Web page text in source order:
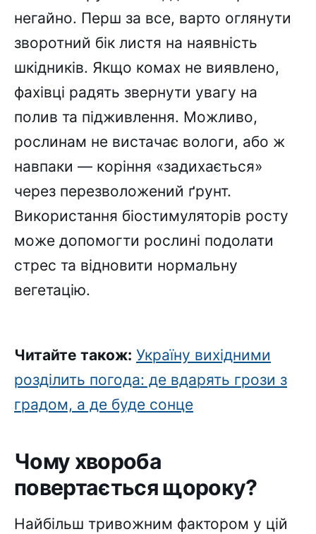
негайно. Перш за все, варто оглянути
зворотний бік листя на наявність
шкідників. Якщо комах не виявлено,
фахівці радять звернути увагу на
полив та підживлення. Можливо,
рослинам не вистачає вологи, або ж
навпаки — коріння «задихається»
через перезволожений ґрунт.
Використання біостимуляторів росту
може допомогти рослині подолати
стрес та відновити нормальну
вегетацію.
Читайте також: Україну вихідними
розділить погода: де вдарять грози з
градом, а де буде сонце
Чому хвороба
повертається щороку?
Найбільш тривожним фактором у цій